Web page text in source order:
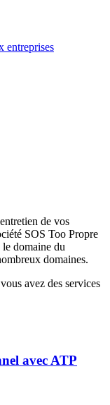
entreprises
de vos
SOS Too Propre
domaine du
domaines.
avez des services
avec ATP